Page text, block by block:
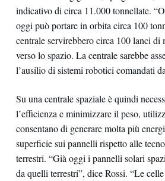
indicativo di circa 11.000 tonnellate.
oggi può portare in orbita circa 100
centrale servirebbero circa 100 lanci di
verso lo spazio. La centrale sarebbe
l’ausilio di sistemi robotici comandati
Su una centrale spaziale è quindi
l’efficienza e minimizzare il peso,
consentano di generare molta più
superficie sui pannelli rispetto alle
terrestri. “Già oggi i pannelli solari
da quelli terrestri”, dice Rossi. “Le